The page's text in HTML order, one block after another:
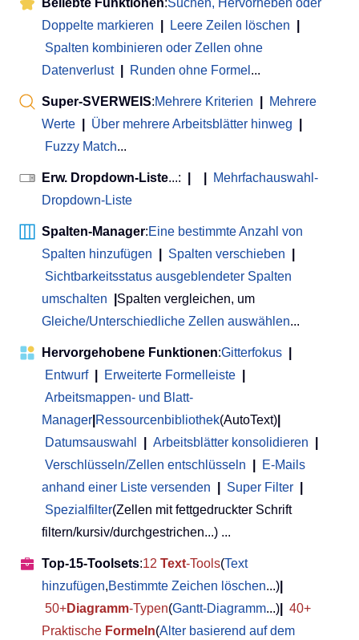
Doppelte markieren
Leere Zeilen löschen
Spalten kombinieren oder Zellen ohne
Datenverlust
Runden ohne Formel ...
Super-SVERWEIS:Mehrere Kriterien
Mehrere
Werte
Über mehrere Arbeitsblätter hinweg
Fuzzy Match...
Erw. Dropdown-Liste...:
Mehrfachauswahl-
Dropdown-Liste
Spalten-Manager:Eine bestimmte Anzahl von
Spalten hinzufügen
Spalten verschieben
Sichtbarkeitsstatus ausgeblendeter Spalten
umschalten
Spalten vergleichen, um
Gleiche/Unterschiedliche Zellen auswählen...
Hervorgehobene Funktionen:Gitterfokus
Entwurf
Erweiterte Formelleiste
Arbeitsmappen- und Blatt-
Manager Ressourcenbibliothek(AutoText)
Datumsauswahl
Arbeitsblätter konsolidieren
Verschlüsseln/Zellen entschlüsseln
E-Mails
anhand einer Liste versenden
Super Filter
Spezialfilter(Zellen mit fettgedruckter Schrift
filtern/kursiv/durchgestrichen...) ...
Top-15-Toolsets:12 Text-Tools(Text
hinzufügen,Bestimmte Zeichen löschen...)
50+Diagramm-Typen(Gantt-Diagramm...)
40+
Praktische Formeln(Alter basierend auf dem